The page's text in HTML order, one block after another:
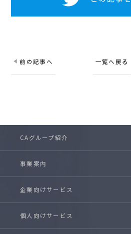
一覧へ戻る
前の記事へ
CAグループ紹介
事業案内
企業向けサービス
個人向けサービス